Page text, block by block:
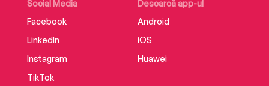
Social Media
Facebook
LinkedIn
Instagram
TikTok
Descarcă app-ul
Android
iOS
Huawei